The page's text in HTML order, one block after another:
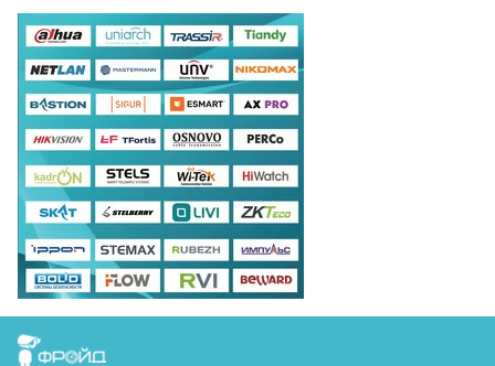
FreudGroup